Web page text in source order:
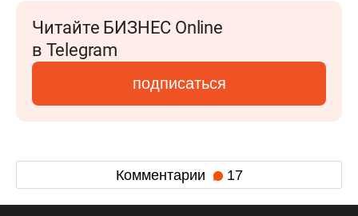
Читайте БИЗНЕС Online
в Telegram
подписаться
Комментарии 17